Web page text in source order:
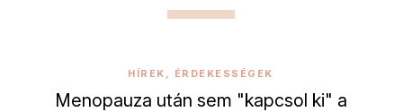
HÍREK, ÉRDEKESSÉGEK
Menopauza után sem "kapcsol ki" a